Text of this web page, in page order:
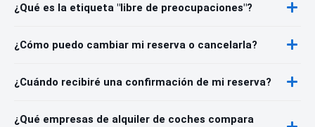
¿Qué es la etiqueta "libre de preocupaciones"?
¿Cómo puedo cambiar mi reserva o cancelarla?
¿Cuándo recibiré una confirmación de mi reserva?
¿Qué empresas de alquiler de coches compara